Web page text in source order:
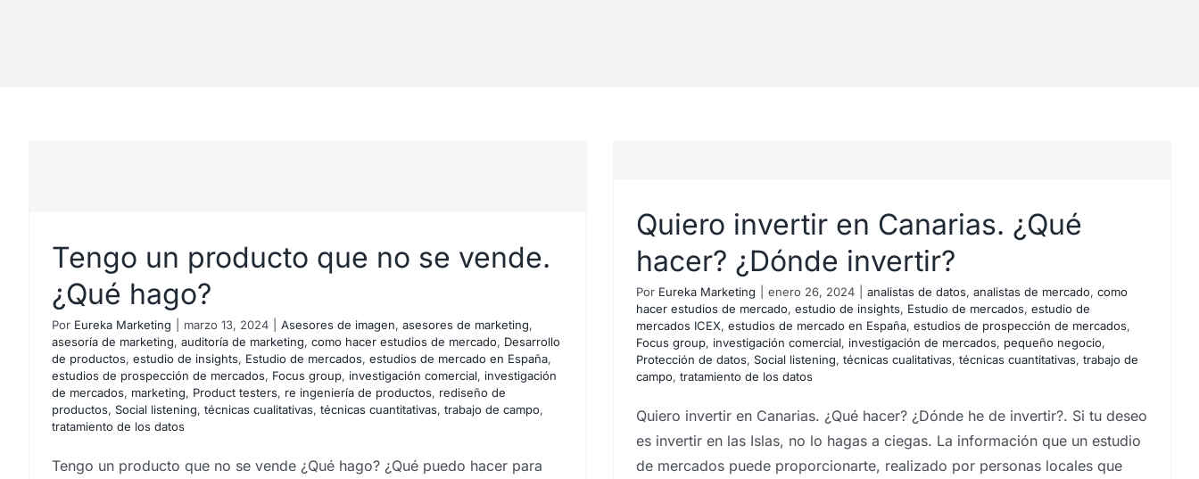
Tengo un producto que no se vende.
¿Qué hago?
Por Eureka Marketing marzo 13, 2024 Asesores de imagen, asesores de marketing,
asesoría de marketing, auditoría de marketing, como hacer estudios de mercado, Desarrollo
de productos, estudio de insights, Estudio de mercados, estudios de mercado en España,
estudios de prospección de mercados, Focus group, investigación comercial, investigación
de mercados, marketing, Product testers, re ingeniería de productos, rediseño de
productos, Social listening, técnicas cualitativas, técnicas cuantitativas, trabajo de campo,
tratamiento de los datos
Tengo un producto que no se vende ¿Qué hago? ¿Qué puedo hacer para
Quiero invertir en Canarias. ¿Qué hacer?
¿Dónde invertir?
Quiero invertir en Canarias. ¿Qué
hacer? ¿Dónde invertir?
Por Eureka Marketing enero 26, 2024 analistas de datos, analistas de mercado, como
hacer estudios de mercado, estudio de insights, Estudio de mercados, estudio de
mercados ICEX, estudios de mercado en España, estudios de prospección de mercados,
Focus group, investigación comercial, investigación de mercados, pequeño negocio,
Protección de datos, Social listening, técnicas cualitativas, técnicas cuantitativas, trabajo de
campo, tratamiento de los datos
Quiero invertir en Canarias. ¿Qué hacer? ¿Dónde he de invertir?. Si tu deseo
es invertir en las Islas, no lo hagas a ciegas. La información que un estudio
de mercados puede proporcionarte, realizado por personas locales que